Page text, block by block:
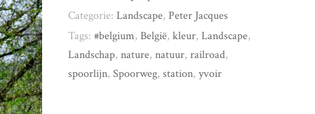
Categorie:Landscape,Peter Jacques
Tags:#belgium,België,kleur,Landscape,
Landschap,nature,natuur,railroad,
spoorlijn,Spoorweg,station,yvoir